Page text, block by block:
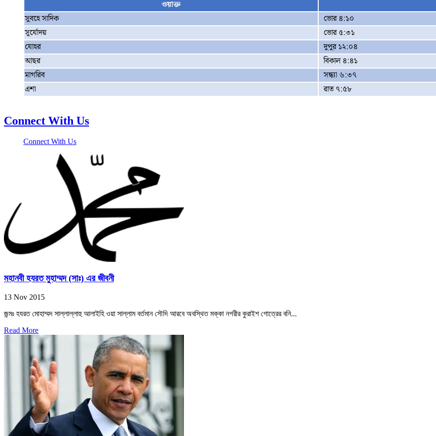
ওয়াক্ত
সুবহে সাদিক
ভোর ৪:১০
সূর্যোদয়
ভোর ৫:৩১
যোহর
দুপুর ১২:০৪
আছর
বিকাল ৪:৪১
মাগরিব
সন্ধ্যা ৬:৩৭
এশা
রাত ৭:৫৮
Connect With Us
Connect With Us
মহানবী হযরত মুহাম্মদ (সাঃ) এর জীবনী
13 Nov 2015
জন্মঃ হযরত মোহাম্মদ সাল্লাল্লাহু আলাইহি ওয়া সাল্লাম বর্তমান সৌদি আরবে অবস্থিত মক্কা নগরীর কুরাইশ গোত্রের বনি...
Read More